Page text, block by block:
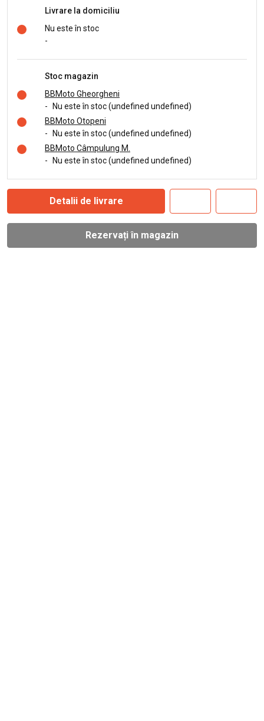
Livrare la domiciliu
Nu este în stoc
-
Stoc magazin
BBMoto Gheorgheni
-
Nu este în stoc (undefined undefined)
BBMoto Otopeni
-
Nu este în stoc (undefined undefined)
BBMoto Câmpulung M.
-
Nu este în stoc (undefined undefined)
Detalii de livrare
Rezervați în magazin